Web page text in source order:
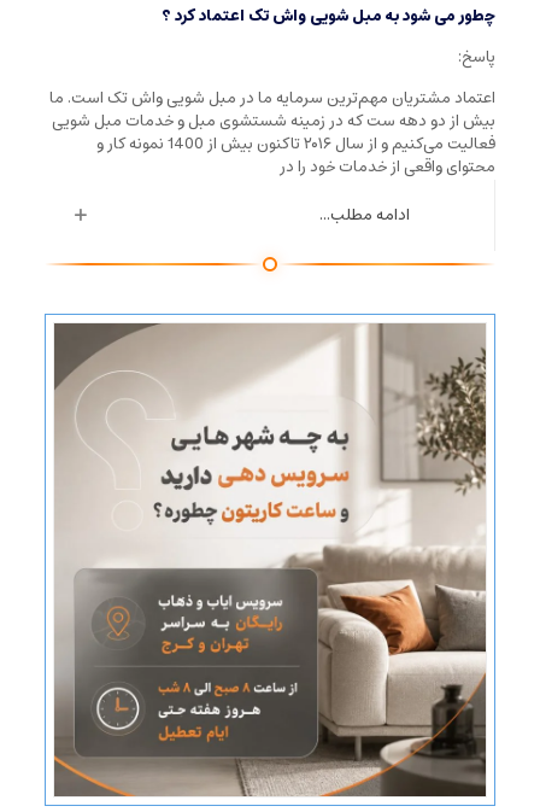
چطور می شود به مبل شویی واش تک اعتماد کرد ؟
پاسخ:
اعتماد مشتریان مهم‌ترین سرمایه ما در مبل شویی واش تک است. ما
بیش از دو دهه ست که در زمینه شستشوی مبل و خدمات مبل شویی
فعالیت می‌کنیم و از سال ۲۰۱۶ تاکنون بیش از 1400 نمونه کار و
محتوای واقعی از خدمات خود را در
ادامه مطلب...